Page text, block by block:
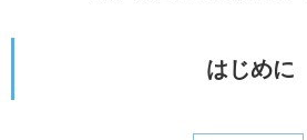
はじめに